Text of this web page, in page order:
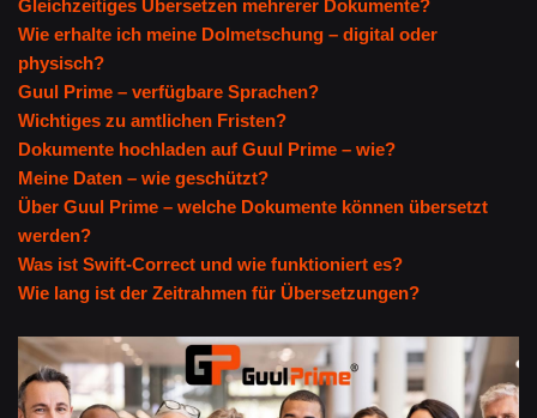
Gleichzeitiges Übersetzen mehrerer Dokumente?
Wie erhalte ich meine Dolmetschung – digital oder
physisch?
Guul Prime – verfügbare Sprachen?
Wichtiges zu amtlichen Fristen?
Dokumente hochladen auf Guul Prime – wie?
Meine Daten – wie geschützt?
Über Guul Prime – welche Dokumente können übersetzt
werden?
Was ist Swift-Correct und wie funktioniert es?
Wie lang ist der Zeitrahmen für Übersetzungen?